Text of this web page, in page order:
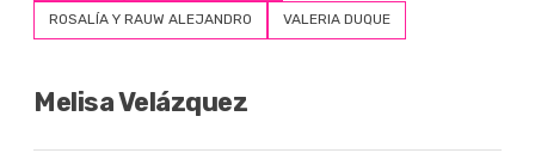
ROSALÍA Y RAUW ALEJANDRO VALERIA DUQUE
Melisa Velázquez